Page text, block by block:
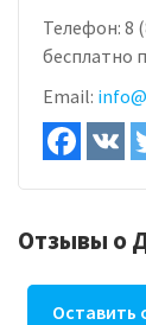
Телефон: 8
бесплатно
Email:
Отзывы о
Оставить